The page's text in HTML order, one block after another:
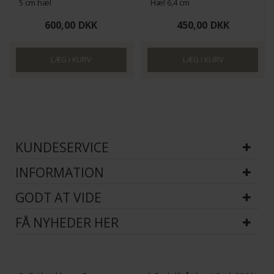
5 cm hæl
600,00 DKK
Hæl 6,4 cm
450,00 DKK
KUNDESERVICE
INFORMATION
GODT AT VIDE
FÅ NYHEDER HER